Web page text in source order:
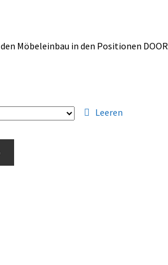
Möbeleinbau in den Positionen DOOR
Leeren